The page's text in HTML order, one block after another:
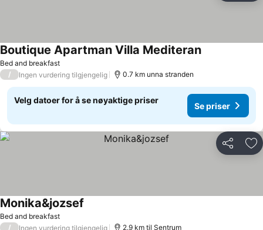
Bed and breakfast
Boutique Apartman Villa MediteranSe priser
/ Ingen vurdering tilgjengelig 0.7 km unna stranden
Velg datoer for å se nøyaktige priser
Se priser
Del
Bed and breakfast
Monika&jozsef
/ Ingen vurdering tilgjengelig 2.9 km til Sentrum